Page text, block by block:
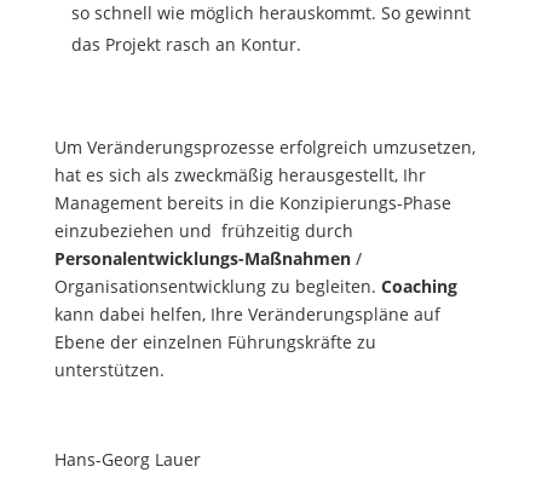
so schnell wie möglich herauskommt. So gewinnt
das Projekt rasch an Kontur.
Um Veränderungsprozesse erfolgreich umzusetzen,
hat es sich als zweckmäßig herausgestellt, Ihr
Management bereits in die Konzipierungs-Phase
einzubeziehen und frühzeitig durch
Personalentwicklungs-Maßnahmen/
Organisationsentwicklung zu begleiten. Coaching
kann dabei helfen, Ihre Veränderungspläne auf
Ebene der einzelnen Führungskräfte zu
unterstützen.
Hans-Georg Lauer